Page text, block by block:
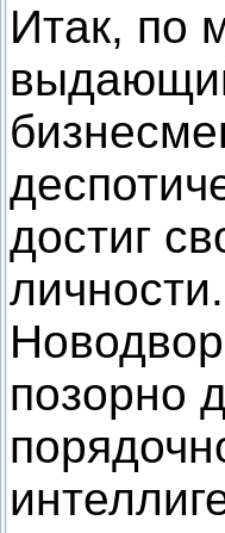
Итак, по
достиг
позорно